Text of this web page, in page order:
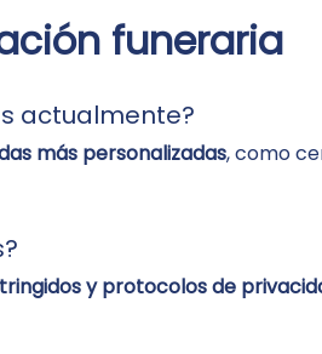
funeraria
actualmente?
más personalizadas, como
y protocolos de